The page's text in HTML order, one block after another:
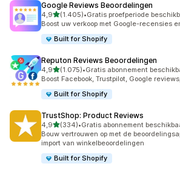
Google Reviews Beoordelingen
4,9van 5 sterren
(1.405)
1405 recensies in totaal
•Gratis proefperiode
Boost uw verkoop met Google-recensies
Built for Shopify
Reputon Reviews Beoordelingen
4,9van 5 sterren
(1.075)
1075 recensies in totaal
•Gratis abonnement
Boost Facebook, Trustpilot, Google
Built for Shopify
TrustShop: Product Reviews
4,9van 5 sterren
(334)
334 recensies in totaal
•Gratis abonnement
Bouw vertrouwen op met de
import van winkelbeoordelingen
Built for Shopify